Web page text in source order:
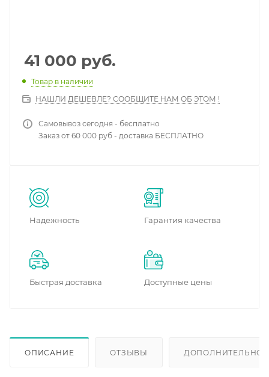
41 000 руб.
Товар в наличии
НАШЛИ ДЕШЕВЛЕ? СООБЩИТЕ НАМ ОБ ЭТОМ !
Самовывоз сегодня - бесплатно
Заказ от 60 000 руб - доставка БЕСПЛАТНО
Надежность Гарантия качества
Быстрая доставка Доступные цены
ОПИСАНИЕ ОТЗЫВЫ ДОПОЛНИТЕЛЬНО